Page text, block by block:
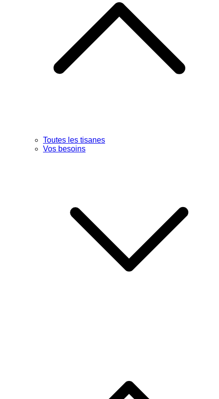
Toutes les tisanes
Vos besoins